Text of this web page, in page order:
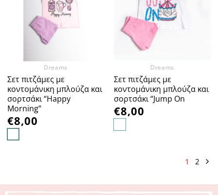
Αγαπημένα
Dreams
Σετ πιτζάμες με
κοντομάνικη μπλούζα και
σορτσάκι “Happy
Morning”
€8,00
Αγαπημένα
Dreams
Σετ πιτζάμες με
κοντομάνικη μπλούζα και
σορτσάκι “Jump On
€8,00
1 2